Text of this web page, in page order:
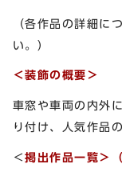
（各作品の詳細に
い。）
＜装飾の概要＞
車窓や車両の内外
り付け、人気作品
＜掲出作品一覧＞